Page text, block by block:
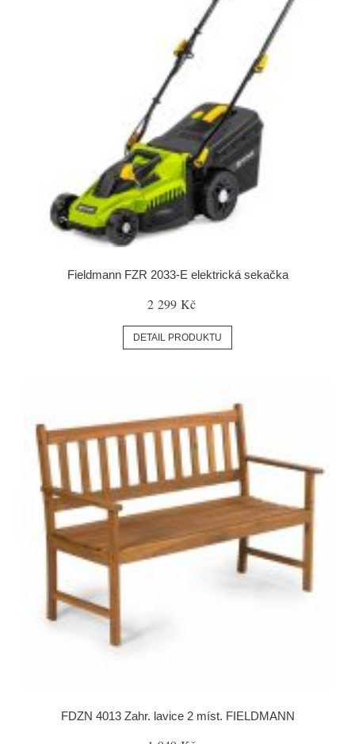
Fieldmann FZR 2033-E elektrická sekačka
2 299 Kč
DETAIL PRODUKTU
FDZN 4013 Zahr. lavice 2 míst. FIELDMANN